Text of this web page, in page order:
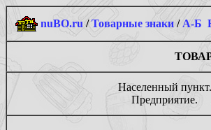
nuBO.ru /Товарные знаки / А-Б
Населенный пункт.
Предприятие.